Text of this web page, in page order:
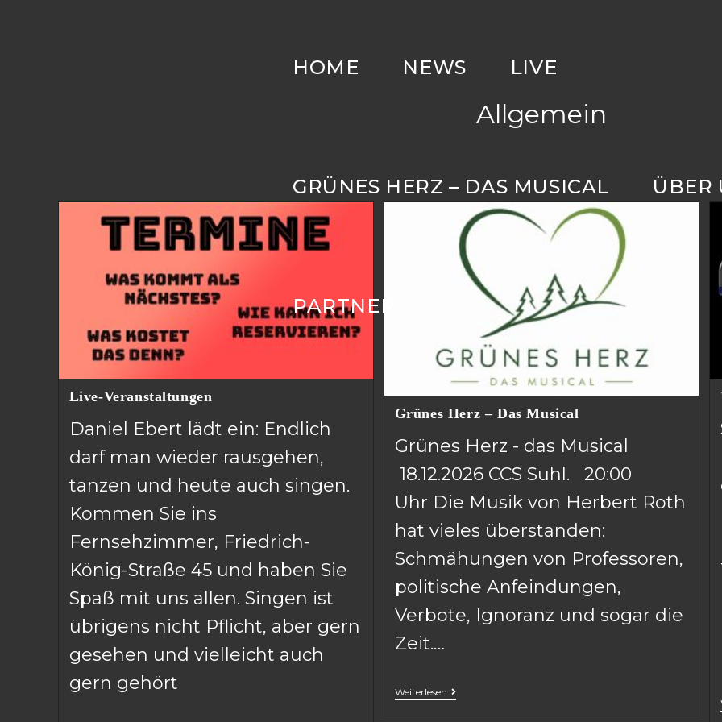
HOME NEWS LIVE
GRÜNES HERZ – DAS MUSICAL ÜBER
PARTNER
Allgemein
Live-Veranstaltungen
Daniel Ebert lädt ein: Endlich
darf man wieder rausgehen,
tanzen und heute auch singen.
Kommen Sie ins
Fernsehzimmer, Friedrich-
König-Straße 45 und haben Sie
Spaß mit uns allen. Singen ist
übrigens nicht Pflicht, aber gern
gesehen und vielleicht auch
gern gehört
Grünes Herz – Das Musical
Grünes Herz - das Musical
18.12.2026 CCS Suhl. 20:00
Uhr Die Musik von Herbert Roth
hat vieles überstanden:
Schmähungen von Professoren,
politische Anfeindungen,
Verbote, Ignoranz und sogar die
Zeit.…
Weiterlesen